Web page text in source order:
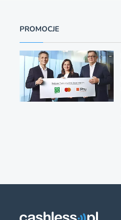
PROMOCJE